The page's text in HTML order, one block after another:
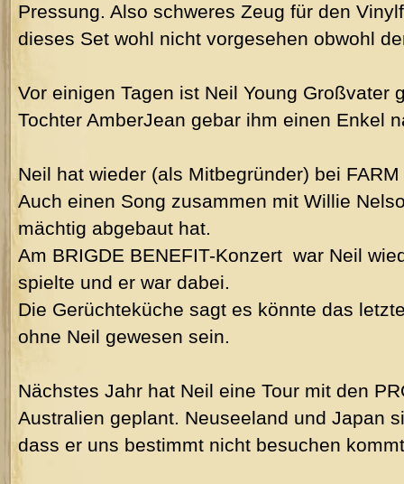
Pressung. Also schweres Zeug für den
dieses Set wohl nicht vorgesehen obwohl
Vor einigen Tagen ist Neil Young Großvater
Tochter AmberJean gebar ihm einen Enkel
Neil hat wieder (als Mitbegründer) bei
Auch einen Song zusammen mit Willie
mächtig abgebaut hat.
Am BRIGDE BENEFIT-Konzert war Neil
spielte und er war dabei.
Die Gerüchteküche sagt es könnte das
ohne Neil gewesen sein.
Nächstes Jahr hat Neil eine Tour mit den
Australien geplant. Neuseeland und Japan
dass er uns bestimmt nicht besuchen